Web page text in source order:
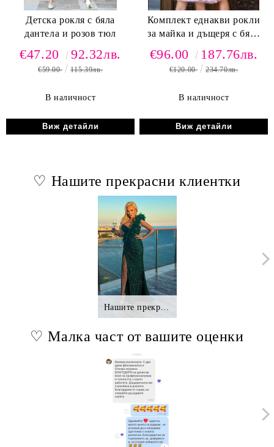
Детска рокля с бяла
дантела и розов тюл
€47.20 92.32лв.
€59.00 115.39лв.
В наличност
Виж детайли
Комплект еднакви рокли
за майка и дъщеря с бяла
€96.00 187.76лв.
€120.00 234.70лв.
В наличност
Виж детайли
♡ Нашите прекрасни клиентки
♡ Малка част от вашите оценки